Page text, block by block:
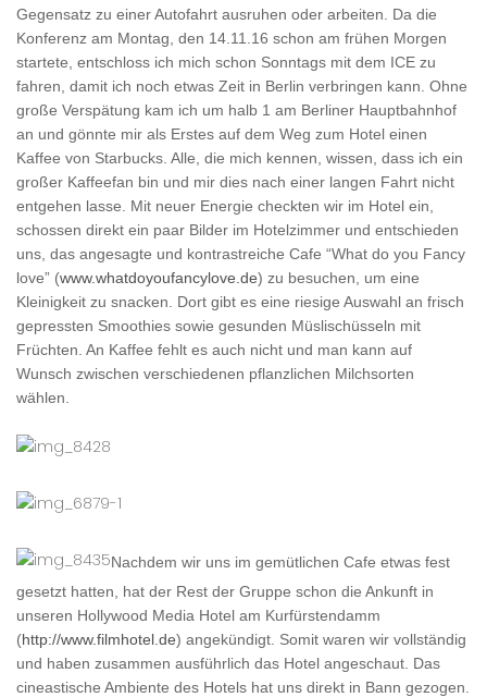
Gegensatz zu einer Autofahrt ausruhen oder arbeiten. Da die
Konferenz am Montag, den 14.11.16 schon am frühen Morgen
startete, entschloss ich mich schon Sonntags mit dem ICE zu
fahren, damit ich noch etwas Zeit in Berlin verbringen kann. Ohne
große Verspätung kam ich um halb 1 am Berliner Hauptbahnhof
an und gönnte mir als Erstes auf dem Weg zum Hotel einen
Kaffee von Starbucks. Alle, die mich kennen, wissen, dass ich ein
großer Kaffeefan bin und mir dies nach einer langen Fahrt nicht
entgehen lasse. Mit neuer Energie checkten wir im Hotel ein,
schossen direkt ein paar Bilder im Hotelzimmer und entschieden
uns, das angesagte und kontrastreiche Cafe “What do you Fancy
love” (www.whatdoyoufancylove.de) zu besuchen, um eine
Kleinigkeit zu snacken. Dort gibt es eine riesige Auswahl an frisch
gepressten Smoothies sowie gesunden Müslischüsseln mit
Früchten. An Kaffee fehlt es auch nicht und man kann auf
Wunsch zwischen verschiedenen pflanzlichen Milchsorten
wählen.
Nachdem wir uns im gemütlichen Cafe etwas fest
gesetzt hatten, hat der Rest der Gruppe schon die Ankunft in
unseren Hollywood Media Hotel am Kurfürstendamm
(http://www.filmhotel.de) angekündigt. Somit waren wir vollständig
und haben zusammen ausführlich das Hotel angeschaut. Das
cineastische Ambiente des Hotels hat uns direkt in Bann gezogen.